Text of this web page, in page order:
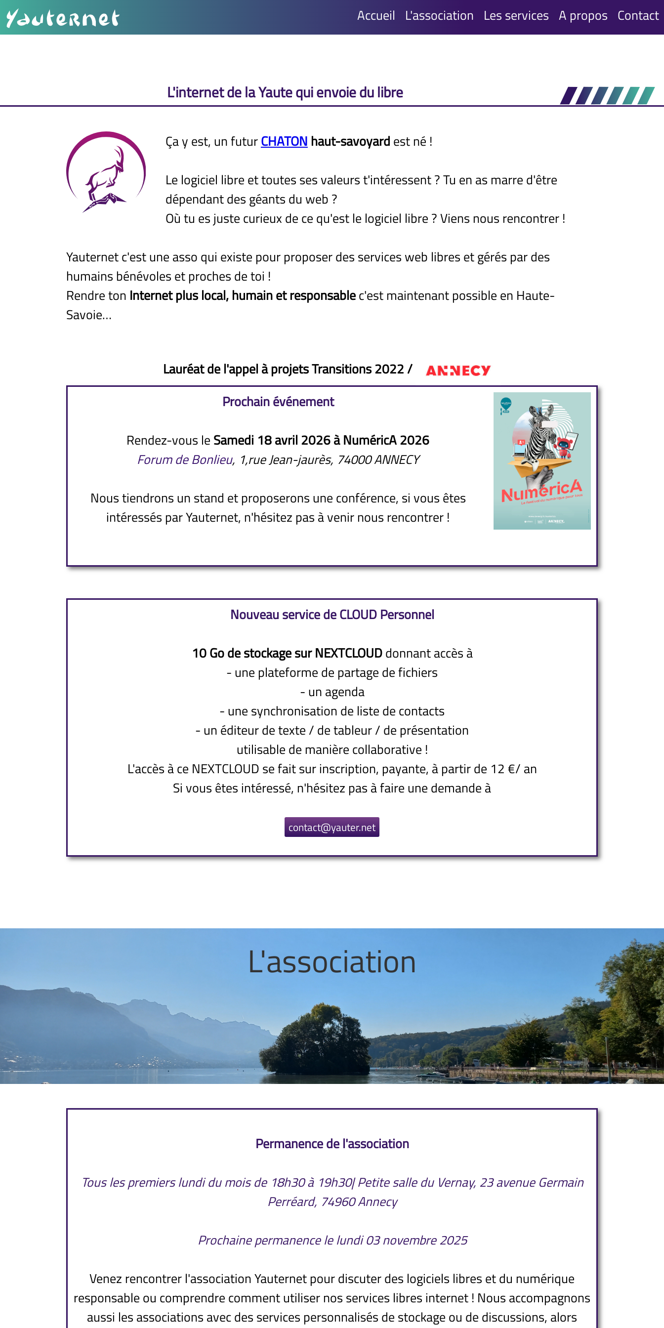
YauteRnet Accueil L'association Les services A propos Contact
L'internet de la Yaute qui envoie du libre
Ça y est, un futurCHATON haut-savoyard est né !
Le logiciel libre et toutes ses valeurs t'intéressent ? Tu en as marre d'être
dépendant des géants du web ?
Où tu es juste curieux de ce qu'est le logiciel libre ? Viens nous rencontrer !
Yauternet c'est une asso qui existe pour proposer des services web libres et gérés par des
humains bénévoles et proches de toi !
Rendre ton Internet plus local, humain et responsablec'est maintenant possible en Haute-
Savoie…
Lauréat de l'appel à projets Transitions 2022 /
Prochain événement
Rendez-vous le Samedi 18 avril 2026 à NuméricA 2026
Forum de Bonlieu, 1,rue Jean-jaurès, 74000 ANNECY
Nous tiendrons un stand et proposerons une conférence, si vous êtes
intéressés par Yauternet, n'hésitez pas à venir nous rencontrer !
Nouveau service de CLOUD Personnel
10 Go de stockage sur NEXTCLOUDdonnant accès à
- une plateforme de partage de fichiers
- un agenda
- une synchronisation de liste de contacts
- un éditeur de texte / de tableur / de présentation
utilisable de manière collaborative !
L'accès à ce NEXTCLOUD se fait sur inscription, payante, à partir de 12 €/ an
Si vous êtes intéressé, n'hésitez pas à faire une demande à
contact@yauter.net
L'association
Permanence de l'association
Tous les premiers lundi du mois de 18h30 à 19h30| Petite salle du Vernay, 23 avenue Germain
Perréard, 74960 Annecy
Prochaine permanence le lundi 03 novembre 2025
Venez rencontrer l'association Yauternet pour discuter des logiciels libres et du numérique
responsable ou comprendre comment utiliser nos services libres internet ! Nous accompagnons
aussi les associations avec des services personnalisés de stockage ou de discussions, alors